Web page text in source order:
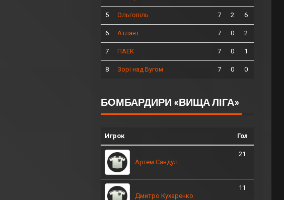
5 Ольгопіль 7 2 6
6 Атлант 7 0 2
7 ПАЕК 7 0 1
8 Зорі над Бугом 7 0 0
БОМБАРДИРИ «ВИЩА ЛІГА»
Игрок Гол
Артем Сандул
21
Дмитро Кухаренко
11